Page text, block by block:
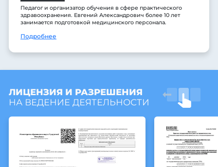
Педагог и организатор обучения в сфере практического
здравоохранения. Евгений Александрович более 10 лет
занимается подготовкой медицинского персонала.
Подробнее
ЛИЦЕНЗИЯ И РАЗРЕШЕНИЯ
НА ВЕДЕНИЕ ДЕЯТЕЛЬНОСТИ